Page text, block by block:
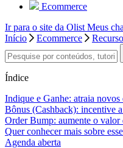
Ecommerce
Ir para o site da Olist Meus
Início
Ecommerce
Índice
Indique e Ganhe: atraia novos
Bônus (Cashback): incentive
Order Bump: aumente o
Quer conhecer mais sobre
Agenda aberta